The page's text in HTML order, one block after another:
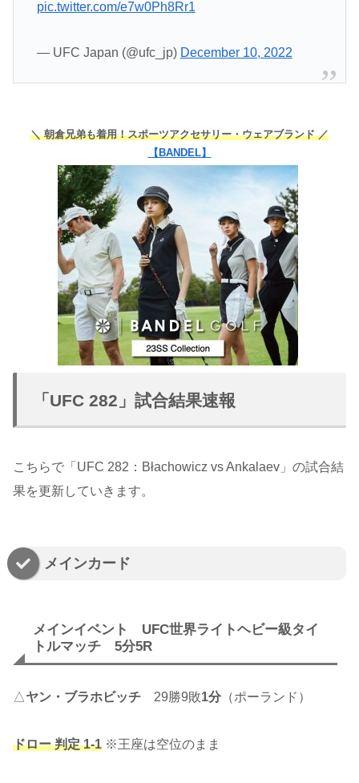
pic.twitter.com/e7w0Ph8Rr1
— UFC Japan (@ufc_jp) December 10, 2022
＼ 朝倉兄弟も着用！スポーツアクセサリー・ウェアブランド ／
【BANDEL】
「UFC 282」試合結果速報
こちらで「UFC 282：Błachowicz vs Ankalaev」の試合結
果を更新していきます。
メインカード
メインイベント UFC世界ライトヘビー級タイ
トルマッチ 5分5R
△ヤン・ブラホビッチ 29勝9敗1分 （ポーランド）
ドロー 判定 1-1 ※王座は空位のまま